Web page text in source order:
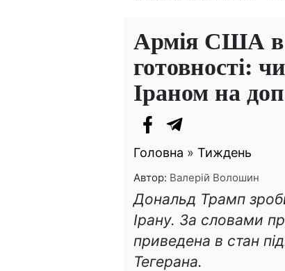
Армія США в
готовності:
Іраном на
Головна » Тиждень
Автор: Валерій Волошин
Дональд Трамп
Ірану. За словами
приведена в стан
Тегерана.